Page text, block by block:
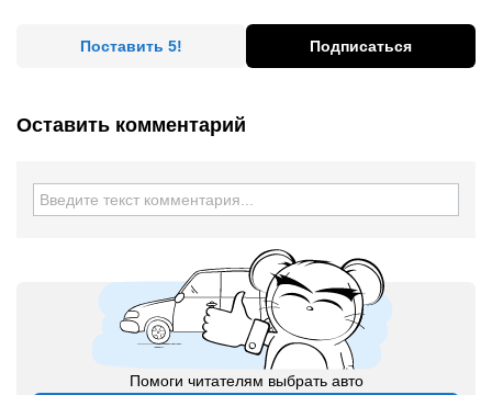
Поставить 5! Подписаться
Оставить комментарий
Помоги читателям выбрать авто